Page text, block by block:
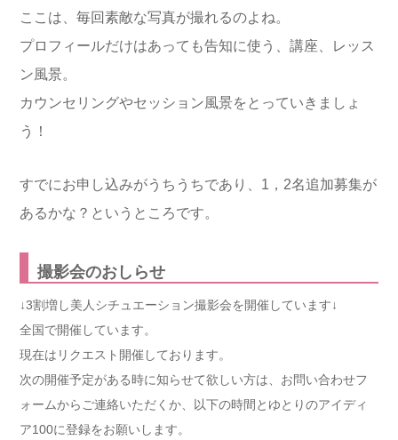
ここは、毎回素敵な写真が撮れるのよね。
プロフィールだけはあっても告知に使う、講座、レッス
ン風景。
カウンセリングやセッション風景をとっていきましょ
う！
すでにお申し込みがうちうちであり、1，2名追加募集が
あるかな？というところです。
撮影会のおしらせ
↓3割増し美人シチュエーション撮影会を開催しています↓
全国で開催しています。
現在はリクエスト開催しております。
次の開催予定がある時に知らせて欲しい方は、お問い合わせフ
ォームからご連絡いただくか、以下の時間とゆとりのアイディ
ア100に登録をお願いします。